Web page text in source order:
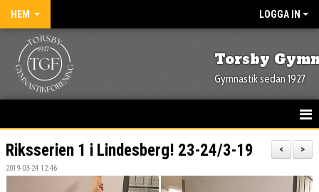
HEM LOGGA IN
Torsby
Gymnastik sedan 1927
HEM
NYHETER
>
<
Riksserien 1 i Lindesberg! 23-24/3-19
2019-03-24 12:46